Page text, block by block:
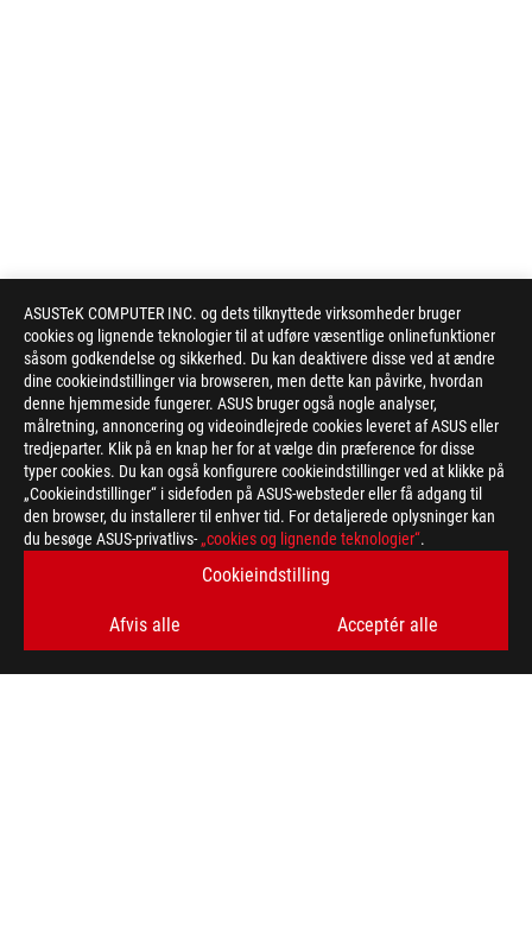
ASUSTeK COMPUTER INC. og dets tilknyttede virksomheder bruger
cookies og lignende teknologier til at udføre væsentlige onlinefunktioner
såsom godkendelse og sikkerhed. Du kan deaktivere disse ved at ændre
dine cookieindstillinger via browseren, men dette kan påvirke, hvordan
denne hjemmeside fungerer. ASUS bruger også nogle analyser,
målretning, annoncering og videoindlejrede cookies leveret af ASUS eller
tredjeparter. Klik på en knap her for at vælge din præference for disse
typer cookies. Du kan også konfigurere cookieindstillinger ved at klikke på
„Cookieindstillinger“ i sidefoden på ASUS-websteder eller få adgang til
den browser, du installerer til enhver tid. For detaljerede oplysninger kan
du besøge ASUS-privatlivs-„cookies og lignende teknologier“.
Cookieindstilling
Afvis alle Acceptér alle
ASUS
GAMING POWER SUPPLY UNITS
POWER SUPPLY UNITS FILTER
> ROG STRIX 1000W PLATINUM WHITE EDITION GALLERY